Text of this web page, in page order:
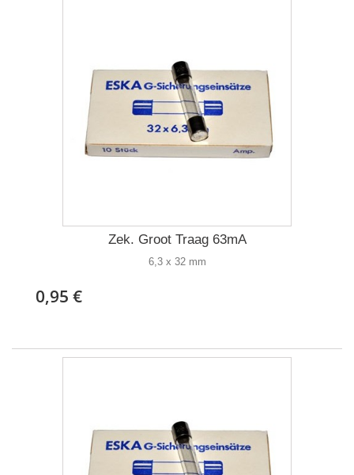
Zek. Groot Traag 63mA
6,3 x 32 mm
0,95 €